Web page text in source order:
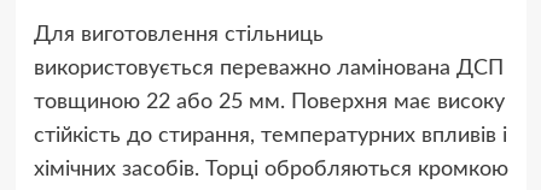
Для виготовлення стільниць
використовується переважно ламінована ДСП
товщиною 22 або 25 мм. Поверхня має високу
стійкість до стирання, температурних впливів і
хімічних засобів. Торці обробляються кромкою